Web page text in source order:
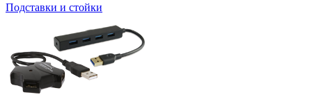
Подставки и стойки